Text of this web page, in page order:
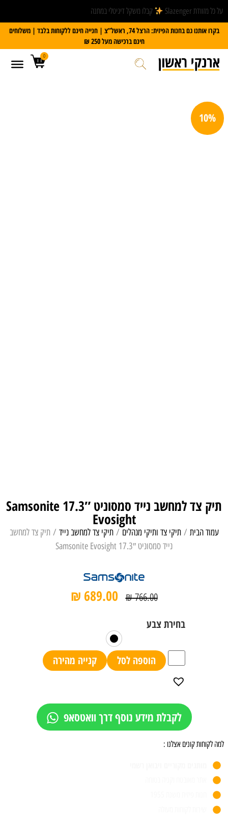
על כל מזוודת Slazenger
קבלו משקל דיגיטלי במתנה
בקרו אותנו גם בחנות הפיזית: הרצל 74, ראשל”צ | חנייה חינם ללקוחות בלבד | משלוחים
חינם ברכישה מעל 250 ₪
0
תיק צד למחשב נייד סמסוניט 17.3″ Samsonite
Evosight
עמוד הבית /תיקי צד ותיקי מנהלים /תיקי צד למחשב נייד / תיק צד למחשב
נייד סמסוניט 17.3″ Samsonite Evosight
₪766.00
₪ 689.00
הוספה לסל קנייה מהירה
לקבלת מידע נוסף דרך וואטסאפ
למה לקוחות קונים אצלנו :
10%